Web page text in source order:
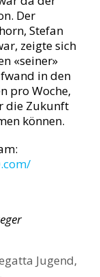
Der
Stefan
zeigte sich
«seiner»
in den
pro Woche,
die Zukunft
können.
Jugend,